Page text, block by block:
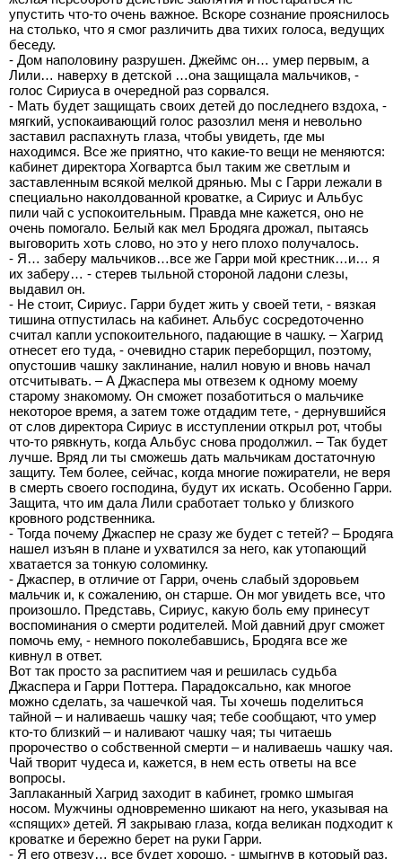
упустить что-то очень важное. Вскоре сознание прояснилось
на столько, что я смог различить два тихих голоса, ведущих
беседу.
- Дом наполовину разрушен. Джеймс он… умер первым, а
Лили… наверху в детской …она защищала мальчиков, -
голос Сириуса в очередной раз сорвался.
- Мать будет защищать своих детей до последнего вздоха, -
мягкий, успокаивающий голос разозлил меня и невольно
заставил распахнуть глаза, чтобы увидеть, где мы
находимся. Все же приятно, что какие-то вещи не меняются:
кабинет директора Хогвартса был таким же светлым и
заставленным всякой мелкой дрянью. Мы с Гарри лежали в
специально наколдованной кроватке, а Сириус и Альбус
пили чай с успокоительным. Правда мне кажется, оно не
очень помогало. Белый как мел Бродяга дрожал, пытаясь
выговорить хоть слово, но это у него плохо получалось.
- Я… заберу мальчиков…все же Гарри мой крестник…и… я
их заберу… - стерев тыльной стороной ладони слезы,
выдавил он.
- Не стоит, Сириус. Гарри будет жить у своей тети, - вязкая
тишина отпустилась на кабинет. Альбус сосредоточенно
считал капли успокоительного, падающие в чашку. – Хагрид
отнесет его туда, - очевидно старик переборщил, поэтому,
опустошив чашку заклинание, налил новую и вновь начал
отсчитывать. – А Джаспера мы отвезем к одному моему
старому знакомому. Он сможет позаботиться о мальчике
некоторое время, а затем тоже отдадим тете, - дернувшийся
от слов директора Сириус в исступлении открыл рот, чтобы
что-то рявкнуть, когда Альбус снова продолжил. – Так будет
лучше. Вряд ли ты сможешь дать мальчикам достаточную
защиту. Тем более, сейчас, когда многие пожиратели, не веря
в смерть своего господина, будут их искать. Особенно Гарри.
Защита, что им дала Лили сработает только у близкого
кровного родственника.
- Тогда почему Джаспер не сразу же будет с тетей? – Бродяга
нашел изъян в плане и ухватился за него, как утопающий
хватается за тонкую соломинку.
- Джаспер, в отличие от Гарри, очень слабый здоровьем
мальчик и, к сожалению, он старше. Он мог увидеть все, что
произошло. Представь, Сириус, какую боль ему принесут
воспоминания о смерти родителей. Мой давний друг сможет
помочь ему, - немного поколебавшись, Бродяга все же
кивнул в ответ.
Вот так просто за распитием чая и решилась судьба
Джаспера и Гарри Поттера. Парадоксально, как многое
можно сделать, за чашечкой чая. Ты хочешь поделиться
тайной – и наливаешь чашку чая; тебе сообщают, что умер
кто-то близкий – и наливают чашку чая; ты читаешь
пророчество о собственной смерти – и наливаешь чашку чая.
Чай творит чудеса и, кажется, в нем есть ответы на все
вопросы.
Заплаканный Хагрид заходит в кабинет, громко шмыгая
носом. Мужчины одновременно шикают на него, указывая на
«спящих» детей. Я закрываю глаза, когда великан подходит к
кроватке и бережно берет на руки Гарри.
- Я его отвезу… все будет хорошо, - шмыгнув в который раз,